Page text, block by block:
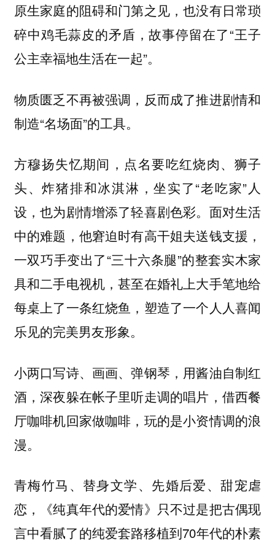
原生家庭的阻碍和门第之见，也没有日常琐
碎中鸡毛蒜皮的矛盾，故事停留在了“王子
公主幸福地生活在一起”。
物质匮乏不再被强调，反而成了推进剧情和
制造“名场面”的工具。
方穆扬失忆期间，点名要吃红烧肉、狮子
头、炸猪排和冰淇淋，坐实了“老吃家”人
设，也为剧情增添了轻喜剧色彩。面对生活
中的难题，他窘迫时有高干姐夫送钱支援，
一双巧手变出了“三十六条腿”的整套实木家
具和二手电视机，甚至在婚礼上大手笔地给
每桌上了一条红烧鱼，塑造了一个人人喜闻
乐见的完美男友形象。
小两口写诗、画画、弹钢琴，用酱油自制红
酒，深夜躲在帐子里听走调的唱片，借西餐
厅咖啡机回家做咖啡，玩的是小资情调的浪
漫。
青梅竹马、替身文学、先婚后爱、甜宠虐
恋，《纯真年代的爱情》只不过是把古偶现
言中看腻了的纯爱套路移植到70年代的朴素